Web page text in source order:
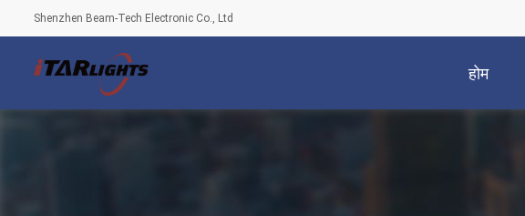
Shenzhen Beam-Tech Electronic Co., Ltd
होम